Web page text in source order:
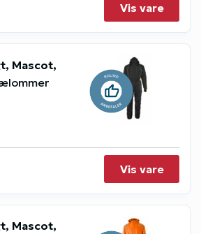
Vis vare
Mascot,
Vis vare
Mascot,